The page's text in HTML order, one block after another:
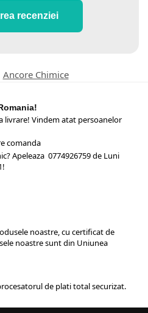
recenziei
Ancore Chimice
livrare! Vindem atat persoanelor
comanda
Apeleaza 0774926759 de Luni
noastre, cu certificat de
noastre sunt din Uniunea
de plati total securizat.